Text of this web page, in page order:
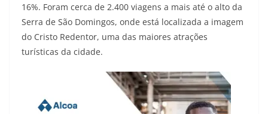
16%. Foram cerca de 2.400 viagens a mais até o alto da
Serra de São Domingos, onde está localizada a imagem
do Cristo Redentor, uma das maiores atrações
turísticas da cidade.